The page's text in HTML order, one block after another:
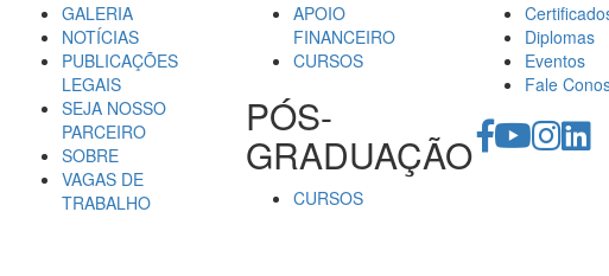
GALERIA
NOTÍCIAS
PUBLICAÇÕES
LEGAIS
SEJA NOSSO
PARCEIRO
SOBRE
VAGAS DE
TRABALHO
APOIO
FINANCEIRO
CURSOS
PÓS-
GRADUAÇÃO
CURSOS
Diplomas
Eventos
Fale